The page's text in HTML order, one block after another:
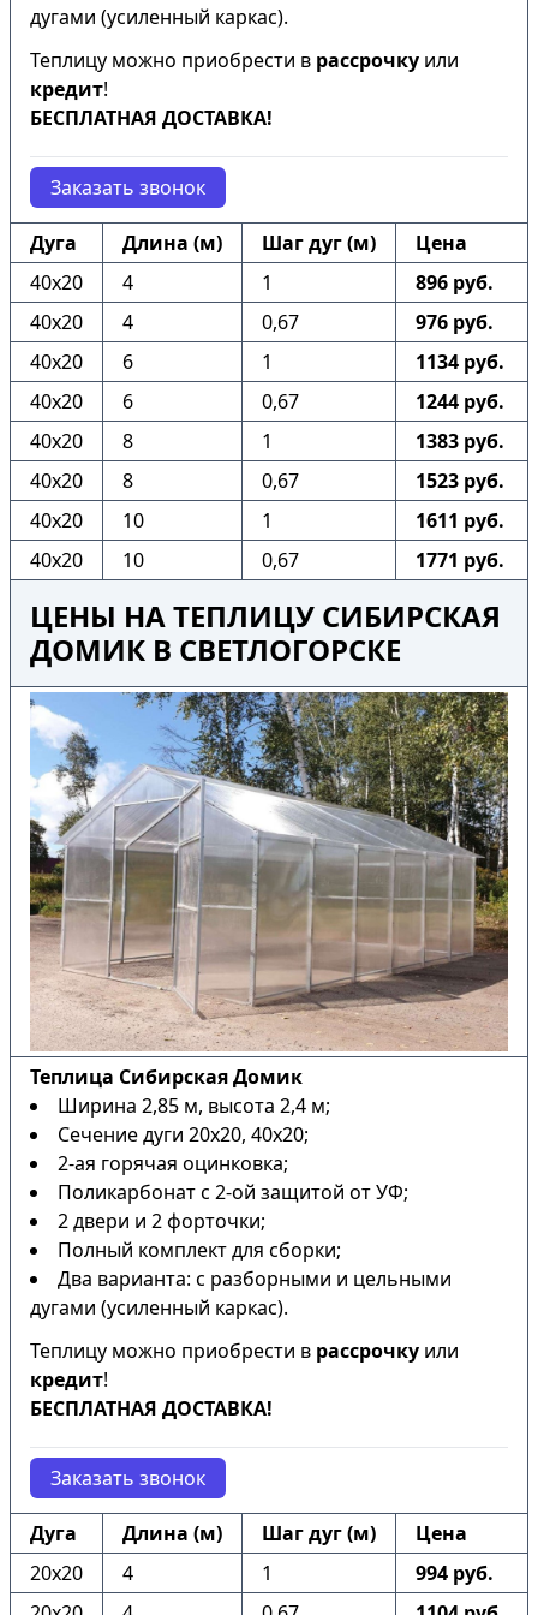
дугами (усиленный каркас).
Теплицу можно приобрести в рассрочку или
кредит!
БЕСПЛАТНАЯ ДОСТАВКА!
Заказать звонок
Дуга Длина (м) Шаг дуг (м)
Цена
40х20
4 1
896 руб.
40х20
4 0,67
976 руб.
40х20
6 1
1134 руб.
40х20
6 0,67
1244 руб.
40х20
8 1
1383 руб.
40х20
8 0,67
1523 руб.
40х20
10 1
1611 руб.
40х20
10 0,67 1771 руб.
ЦЕНЫ НА ТЕПЛИЦУ СИБИРСКАЯ
ДОМИК В СВЕТЛОГОРСКЕ
Теплица Сибирская Домик
Ширина 2,85 м, высота 2,4 м;
Сечение дуги 20х20, 40х20;
2-ая горячая оцинковка;
Поликарбонат с 2-ой защитой от УФ;
2 двери и 2 форточки;
Полный комплект для сборки;
Два варианта: с разборными и цельными
дугами (усиленный каркас).
Теплицу можно приобрести в рассрочку или
кредит!
БЕСПЛАТНАЯ ДОСТАВКА!
Заказать звонок
Дуга Длина (м) Шаг дуг (м)
Цена
20х20
4 1
994 руб.